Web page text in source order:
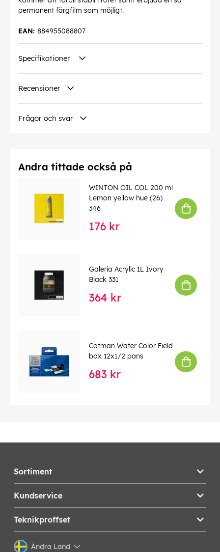
permanent färgfilm som möjligt.
884955088807
EAN:
Specifikationer
Recensioner
Frågor och svar
Andra tittade också på
WINTON OIL COL 200 ml
Lemon yellow hue (26)
346
176 kr
Galeria Acrylic 1L Ivory
Black 331
364 kr
Cotman Water Color Field
box 12x1/2 pans
683 kr
Sortiment
Kundservice
Teknikproffset
Ändra Land